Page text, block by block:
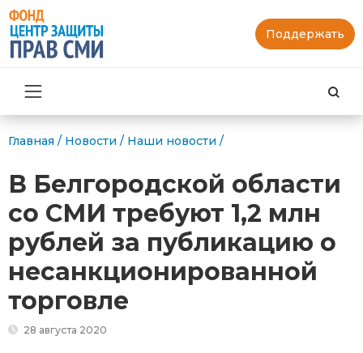
Поддержать
Главная / Новости / Наши новости /
В Белгородской области
со СМИ требуют 1,2 млн
рублей за публикацию о
несанкционированной
торговле
28 августа 2020